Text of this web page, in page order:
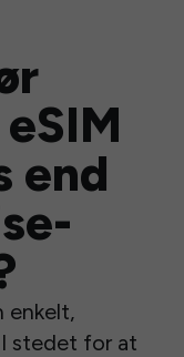
end
enkelt,
stedet for at